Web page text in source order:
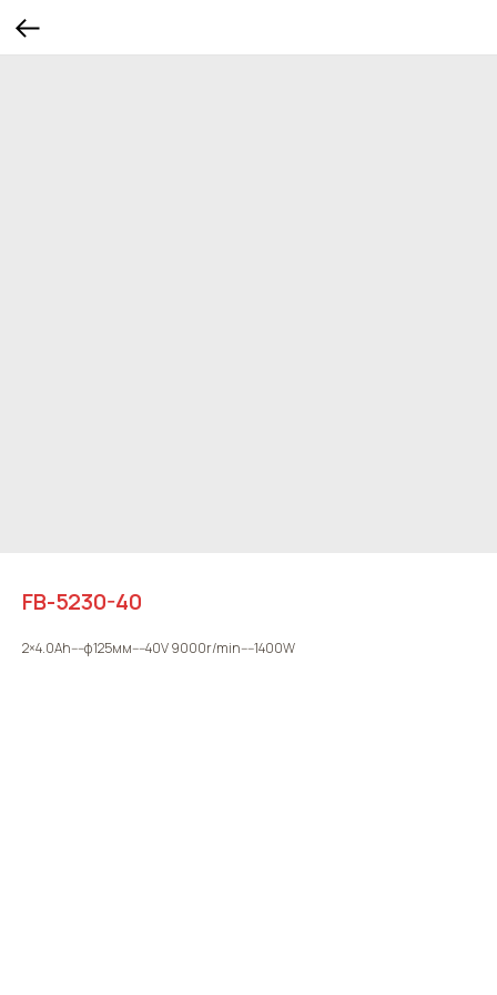
FB-5230-40
2×4.0Ah----φ125мм----40V 9000r/min----1400W